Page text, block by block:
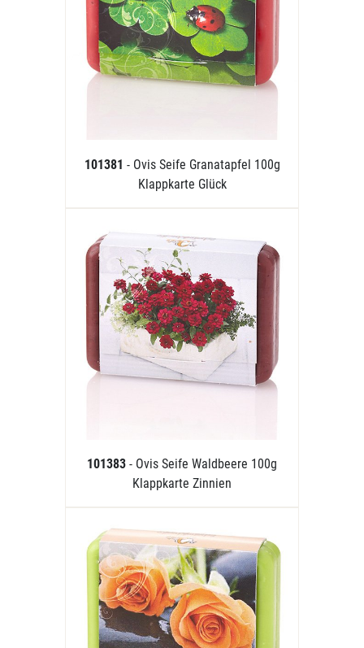
101381 - Ovis Seife Granatapfel 100g
Klappkarte Glück
101383 - Ovis Seife Waldbeere 100g
Klappkarte Zinnien